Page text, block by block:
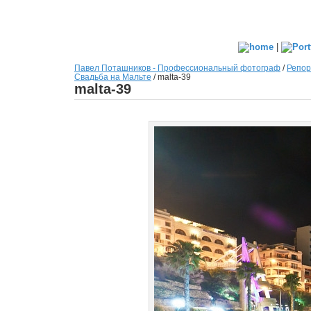
|
Павел Поташников - Профессиональный фотограф /
Свадьба на Мальте /malta-39
malta-39